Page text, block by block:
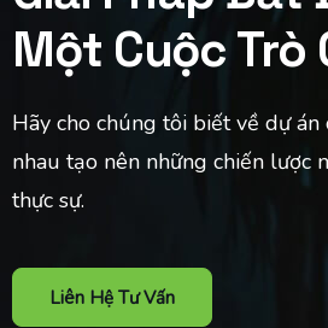
Một Cuộc Trò
Hãy cho chúng tôi biết về dự án
nhau tạo nên những chiến lược
thực sự.
Liên Hệ Tư Vấn